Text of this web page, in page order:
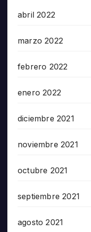
abril 2022
marzo 2022
febrero 2022
enero 2022
diciembre 2021
noviembre 2021
octubre 2021
septiembre 2021
agosto 2021